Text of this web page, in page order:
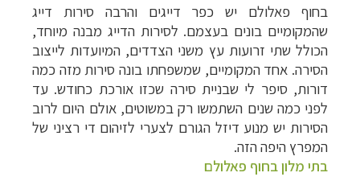
בחוף פאלולם יש כפר דייגים והרבה סירות דייג
שהמקומיים בונים בעצמם. לסירות הדייג מבנה מיוחד,
הכולל שתי זרועות עץ משני הצדדים, המיועדות לייצוב
הסירה. אחד המקומיים, שמשפחתו בונה סירות מזה כמה
דורות, סיפר לי שבניית סירה שכזו אורכת כחודש. עד
לפני כמה שנים השתמשו רק במשוטים, אולם היום לרוב
הסירות יש מנוע דיזל הגורם לצערי לזיהום די רציני של
המפרץ היפה הזה.
בתי מלון בחוף פאלולם